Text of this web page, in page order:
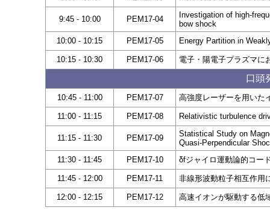
9:45 - 10:00 PEM17-04
Investigation of high-
bow shock
10:00 - 10:15
PEM17-05 Energy Partition in
10:15 - 10:30 PEM17-06 電子・陽電子プラズマに
口頭
10:45 - 11:00 PEM17-07 高強度レーザーを用いた
11:00 - 11:15 PEM17-08 Relativistic turbulence
11:15 - 11:30 PEM17-09
Statistical Study on
Quasi-Perpendicular
11:30 - 11:45
PEM17-10 δfジャイロ運動論的コー
11:45 - 12:00 PEM17-11 非線形波動粒子相互作用
12:00 - 12:15 PEM17-12 高速イオンが駆動する低